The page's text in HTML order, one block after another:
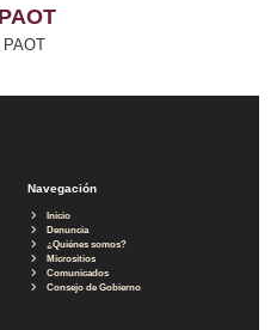
Navegación
Inicio
Denuncia
¿Quiénes somos?
Micrositios
Comunicados
Consejo de Gobierno